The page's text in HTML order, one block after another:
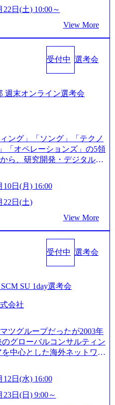
自由度が高い https://storag
4f03-b076-00318d5c0dff_120
社 会社説明資料 (https://spea
she-shao-jie-zi-liao-zhong-tu-
事業・サービス」「カルチャ
ルを取り上げています！ (htt
事業委託業務」を受託 (http
レバレ
ステム「NALYSYS」リリー
で活躍するメンバー紹介！〜
watch?v=RETwZKac2
ンバー紹介！〜 営業職種編
りながら安定した事業を展
いメガベンチャー。創業か
storage.googleapis.com/our-
https://stor
public/imag
4887-84d7-34c8d8544226_1
の投資の元、10以上もの新規
なスキルを1社で身に着ける
包かする「オールインハウ
や社内公募制度を用いて主
1cd107c4f488_1200x698.web
8億円超のかっこいいオフィ
キング、新卒注目ランキン
赤字事業でも投資して長期
境 対面でのコミュニケーシ
社勤務。1日の労働時間平均
22日(土) 10:00～
View More
受付中 選考会
週末オンライン選考会
ング」「ソング」「テクノ
「オペレーションズ」の5領
ら、研究開発・デジタル・
るITサービスの提供まで一
ァームである あらゆる産業
築いており、Fortune Globa
ーストリテイリングにおけ
ープのDX化支援」「ヴィヴ
開発」など多岐にわたる コ
、2021年にはKDDIと合弁会
、人工知能とデータアナリテ
う 採用資料 (https://www.ac
女性の活躍につ
社員発信
jp-ja/blogs/japan-
点経営」 (https://business.ni
) 規模拡大で成功する理
マーケティングのトップ人
article/detail/45446) エン
会社に入って、何が変わっ
10日(月) 16:00
22日(土)
View More
受付中 選考会
SU 1day選考会
会社
ツグループだったが2003年
グローバルコンサルティン
中心とした海外ネットワー
ンサルティングファーム
ランドメッセージに掲げ、
や産業の課題を解決し、未
12日(水) 16:00
23日(日) 9:00～